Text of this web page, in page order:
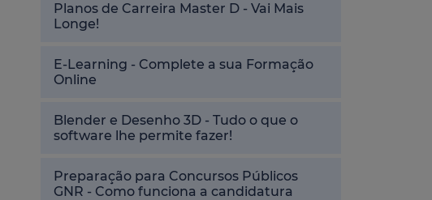
Planos de Carreira Master D - Vai Mais
Longe!
E-Learning - Complete a sua Formação
Online
Blender e Desenho 3D - Tudo o que o
software lhe permite fazer!
Preparação para Concursos Públicos
GNR - Como funciona a candidatura